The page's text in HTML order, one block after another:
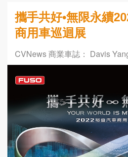
攜手共好•無限永續
商用車巡迴展
CVNews 商業車誌： Davis